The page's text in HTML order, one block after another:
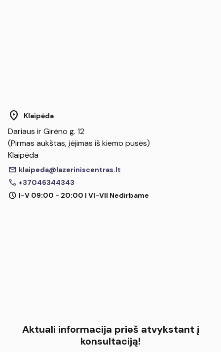
location_on Klaipėda
Dariaus ir Girėno g. 12
(Pirmas aukštas, įėjimas iš kiemo pusės)
Klaipėda
mail klaipeda@lazeriniscentras.lt
call +37046344343
schedule I-V 09:00 - 20:00 | VI-VII Nedirbame
Aktuali informacija prieš atvykstant į
konsultaciją!